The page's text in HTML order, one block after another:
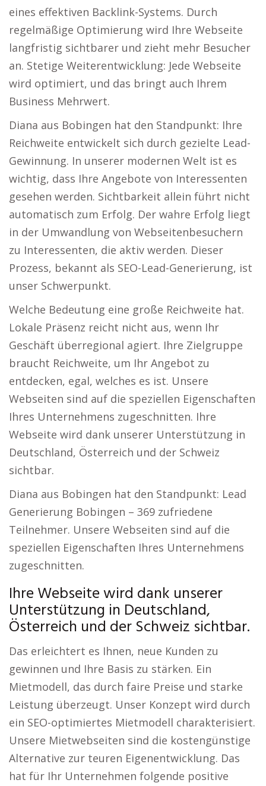
eines effektiven Backlink-Systems. Durch
regelmäßige Optimierung wird Ihre Webseite
langfristig sichtbarer und zieht mehr Besucher
an. Stetige Weiterentwicklung: Jede Webseite
wird optimiert, und das bringt auch Ihrem
Business Mehrwert.
Diana aus Bobingen hat den Standpunkt: Ihre
Reichweite entwickelt sich durch gezielte Lead-
Gewinnung. In unserer modernen Welt ist es
wichtig, dass Ihre Angebote von Interessenten
gesehen werden. Sichtbarkeit allein führt nicht
automatisch zum Erfolg. Der wahre Erfolg liegt
in der Umwandlung von Webseitenbesuchern
zu Interessenten, die aktiv werden. Dieser
Prozess, bekannt als SEO-Lead-Generierung, ist
unser Schwerpunkt.
Welche Bedeutung eine große Reichweite hat.
Lokale Präsenz reicht nicht aus, wenn Ihr
Geschäft überregional agiert. Ihre Zielgruppe
braucht Reichweite, um Ihr Angebot zu
entdecken, egal, welches es ist. Unsere
Webseiten sind auf die speziellen Eigenschaften
Ihres Unternehmens zugeschnitten. Ihre
Webseite wird dank unserer Unterstützung in
Deutschland, Österreich und der Schweiz
sichtbar.
Diana aus Bobingen hat den Standpunkt: Lead
Generierung Bobingen – 369 zufriedene
Teilnehmer. Unsere Webseiten sind auf die
speziellen Eigenschaften Ihres Unternehmens
zugeschnitten.
Ihre Webseite wird dank unserer
Unterstützung in Deutschland,
Österreich und der Schweiz sichtbar.
Das erleichtert es Ihnen, neue Kunden zu
gewinnen und Ihre Basis zu stärken. Ein
Mietmodell, das durch faire Preise und starke
Leistung überzeugt. Unser Konzept wird durch
ein SEO-optimiertes Mietmodell charakterisiert.
Unsere Mietwebseiten sind die kostengünstige
Alternative zur teuren Eigenentwicklung. Das
hat für Ihr Unternehmen folgende positive